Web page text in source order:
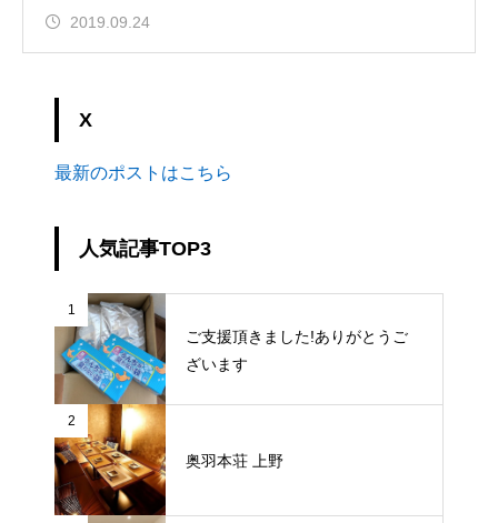
2019.09.24
X
最新のポストはこちら
人気記事TOP3
1
ご支援頂きました!ありがとうご
ざいます
2
奥羽本荘 上野